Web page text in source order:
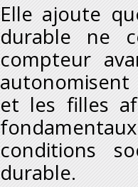
Elle ajoute
durable ne
compteur
et les filles
conditions
durable.